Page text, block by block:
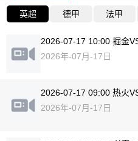
英超 德甲 法甲
2026-07-17 10:00 掘金
2026年-07月-17日
2026-07-17 09:00 热火
2026年-07月-17日